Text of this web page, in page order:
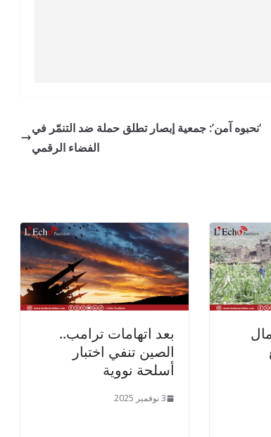
‘نحبوه آمن’: جمعية إبصار تطلق حملة ضد التنمّر في
الفضاء الرقمي
بعد اتهامات ترامب..
الصين تنفي اختبار
أسلحة نووية
3 نوفمبر 2025